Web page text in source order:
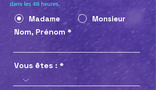
dans les 48 heures.
Madame Monsieur
Nom, Prénom
Vous êtes :